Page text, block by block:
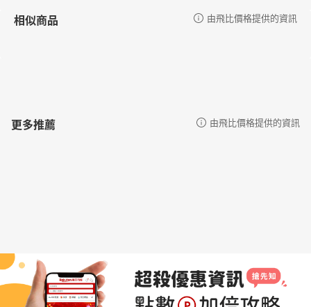
相似商品 由飛比價格提供的資訊
更多推薦 由飛比價格提供的資訊